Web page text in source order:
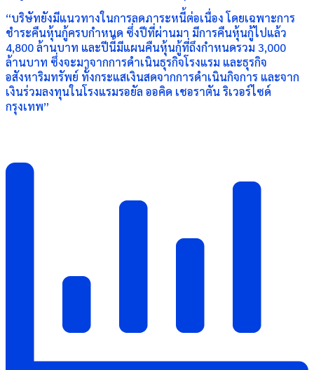
“บริษัทยังมีแนวทางในการลดภาระหนี้ต่อเนื่อง โดยเฉพาะการ
ชำระคืนหุ้นกู้ครบกำหนด ซึ่งปีที่ผ่านมา มีการคืนหุ้นกู้ไปแล้ว
4,800 ล้านบาท และปีนี้มีแผนคืนหุ้นกู้ที่ถึงกำหนดรวม 3,000
ล้านบาท ซึ่งจะมาจากการดำเนินธุรกิจโรงแรม และธุรกิจ
อสังหาริมทรัพย์ ทั้งกระแสเงินสดจากการดำเนินกิจการ และจาก
เงินร่วมลงทุนในโรงแรมรอยัล ออคิด เชอราตัน ริเวอร์ไซด์
กรุงเทพ”